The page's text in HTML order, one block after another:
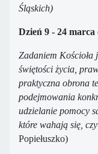
Śląskich)
Dzień 9 - 24 marca
Zadaniem Kościoła
świętości życia,
praktyczna obrona
podejmowania
udzielanie pomocy
które wahają się,
Popiełuszko)